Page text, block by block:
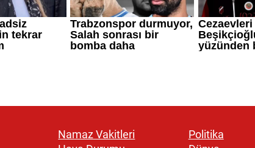
Namaz Vakitleri
Politika